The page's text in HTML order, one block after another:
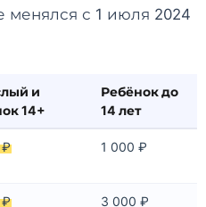
с 1 июля 2024
и
14+
Ребёнок до
14 лет
₽ 1 000 ₽
₽ 3 000 ₽